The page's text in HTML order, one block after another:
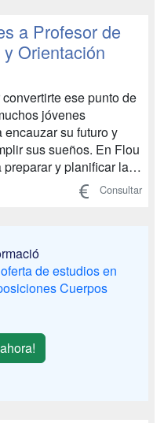
CIVIL. Para
a Profesor de
Orientación
ese punto de
jóvenes
encauzar su futuro y
sus sueños. En Flou
preparar y planificar las
Formación y
a tu ritmo para que
Consultar
de estudios en
Cuerpos